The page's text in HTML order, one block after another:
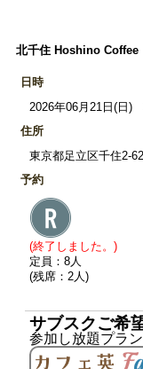
北千住 Hoshino Coffee
日時
2026年06月21日(日)
住所
東京都足立区千住2-
予約
(終了しました。)
定員：8人
(残席：2人)
サブスクご希
参加し放題プラン